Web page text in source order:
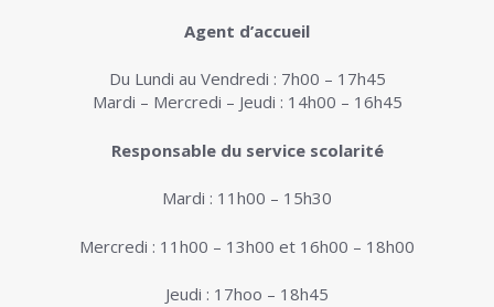
Agent d’accueil
Du Lundi au Vendredi : 7h00 – 17h45
Mardi – Mercredi – Jeudi : 14h00 – 16h45
Responsable du service scolarité
Mardi : 11h00 – 15h30
Mercredi : 11h00 – 13h00 et 16h00 – 18h00
Jeudi : 17hoo – 18h45